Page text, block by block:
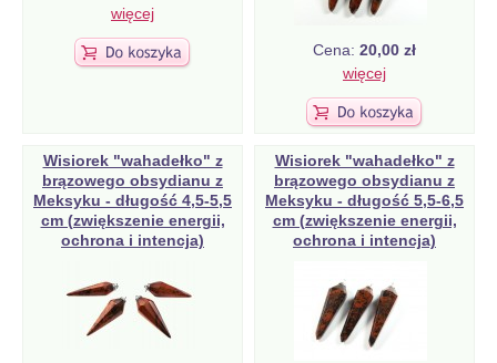
więcej
Cena: 20,00 zł
więcej
Wisiorek "wahadełko" z
brązowego obsydianu z
Meksyku - długość 4,5-5,5
cm (zwiększenie energii,
ochrona i intencja)
Wisiorek "wahadełko" z
brązowego obsydianu z
Meksyku - długość 5,5-6,5
cm (zwiększenie energii,
ochrona i intencja)